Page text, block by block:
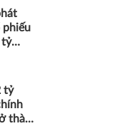
phiếu
tỷ
tỷ
thành